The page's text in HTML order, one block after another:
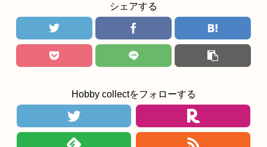
シェアする
Hobby collectをフォローする